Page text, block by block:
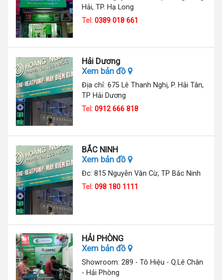
Hải, TP. Hạ Long
Tel:0389 018 661
Hải Dương
Xem bản đồ
Địa chỉ: 675 Lê Thanh Nghị, P. Hải Tân,
TP Hải Dương
Tel:0912 666 818
BẮC NINH
Xem bản đồ
Đc: 815 Nguyễn Văn Cừ, TP Bắc Ninh
Tel:098 180 1111
HẢI PHÒNG
Xem bản đồ
Showroom: 289 - Tô Hiệu - Q.Lê Chân
- Hải Phòng